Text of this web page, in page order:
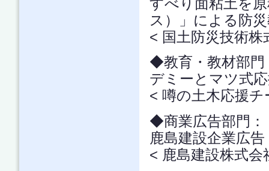
ス）」による防
< 国土防災技術株
◆教育・教材部
デミーとマツ式
< 噂の土木応援
◆商業広告部門
鹿島建設企業広
< 鹿島建設株式会